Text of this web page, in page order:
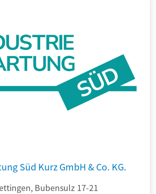
Süd Kurz GmbH & Co. KG.
Bubensulz 17-21